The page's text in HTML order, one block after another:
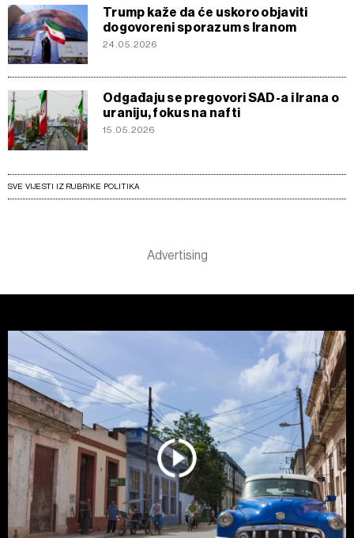
Trump kaže da će uskoro objaviti
dogovoreni sporazum s Iranom
24.05.2026
Odgađaju se pregovori SAD-a i Irana o
uraniju, fokus na nafti
15.05.2026
SVE VIJESTI IZ RUBRIKE POLITIKA